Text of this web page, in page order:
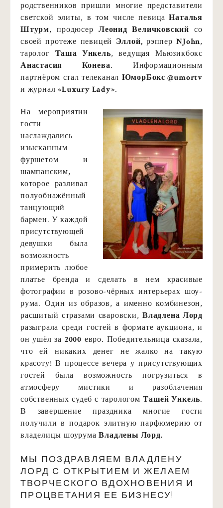
родственников пришли многие представители
светской элиты, в том числе певица Наталья
Штурм, продюсерЛеонид Величковский со
своей протеже певицей Эллой, рэпперNJohn,
таролог Таша Ункель, ведущая Мьюзикбокс
Анастасия Конева. Информационным
партнёром стал телеканал ЮморБокс @umortv
и журнал«Luxury Lady».
На мероприятии
гости
наслаждались
изысканным
фуршетом и
шампанским,
которое разливал
полуобнажённый
танцующий
бармен. У каждой
присутствующей
девушки была
возможность
примерить любое
платье бренда и сделать в нем красивые
фотографии в розово-чёрных интерьерах шоу-
рума. Один из образов, а именно комбинезон,
расшитый стразами сваровски, Владлена Лорд
разыграла среди гостей в формате аукциона, и
он ушёл за 2000 евро. Победительница сказала,
что ей никаких денег не жалко на такую
красоту! В процессе вечера у присутствующих
гостей была возможность погрузиться в
атмосферу мистики и разоблачения
собственных судеб с тарологомТашей Ункель.
В завершение праздника многие гости
получили в подарок элитную парфюмерию от
владелицы шоурумаВладлены Лорд.
МЫ ПОЗДРАВЛЯЕМ ВЛАДЛЕНУ
ЛОРД С ОТКРЫТИЕМ И ЖЕЛАЕМ
ТВОРЧЕСКОГО ВДОХНОВЕНИЯ И
ПРОЦВЕТАНИЯ ЕЕ БИЗНЕСУ!